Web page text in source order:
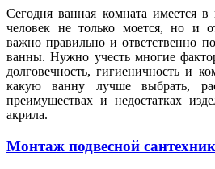
Сегодня ванная комната имеется
человек не только моется, но и
важно правильно и ответственно
ванны. Нужно учесть многие
долговечность, гигиеничность и
какую ванну лучше выбрать,
преимуществах и недостатках
акрила.
Монтаж подвесной